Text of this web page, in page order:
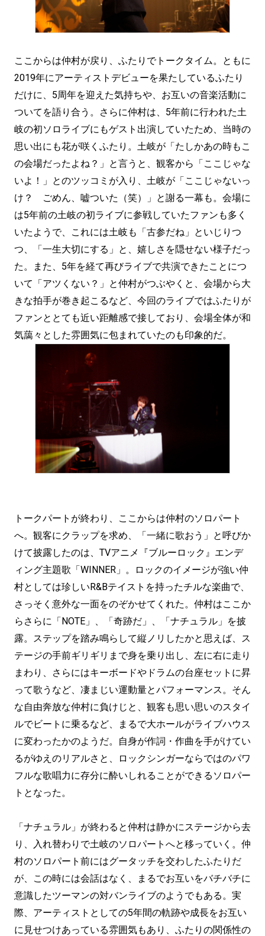
ここからは仲村が戻り、ふたりでトークタイム。ともに
2019年にアーティストデビューを果たしているふたり
だけに、5周年を迎えた気持ちや、お互いの音楽活動に
ついてを語り合う。さらに仲村は、5年前に行われた土
岐の初ソロライブにもゲスト出演していたため、当時の
思い出にも花が咲くふたり。土岐が「たしかあの時もこ
の会場だったよね？」と言うと、観客から「ここじゃな
いよ！」とのツッコミが入り、土岐が「ここじゃないっ
け？ ごめん、嘘ついた（笑）」と謝る一幕も。会場に
は5年前の土岐の初ライブに参戦していたファンも多く
いたようで、これには土岐も「古参だね」といじりつ
つ、「一生大切にする」と、嬉しさを隠せない様子だっ
た。また、5年を経て再びライブで共演できたことにつ
いて「アツくない？」と仲村がつぶやくと、会場から大
きな拍手が巻き起こるなど、今回のライブではふたりが
ファンととても近い距離感で接しており、会場全体が和
気藹々とした雰囲気に包まれていたのも印象的だ。
トークパートが終わり、ここからは仲村のソロパート
へ。観客にクラップを求め、「一緒に歌おう」と呼びか
けて披露したのは、TVアニメ『ブルーロック』エンデ
ィング主題歌「WINNER」。ロックのイメージが強い仲
村としては珍しいR&Bテイストを持ったチルな楽曲で、
さっそく意外な一面をのぞかせてくれた。仲村はここか
らさらに「NOTE」、「奇跡だ」、「ナチュラル」を披
露。ステップを踏み鳴らして縦ノリしたかと思えば、ス
テージの手前ギリギリまで身を乗り出し、左に右に走り
まわり、さらにはキーボードやドラムの台座セットに昇
って歌うなど、凄まじい運動量とパフォーマンス。そん
な自由奔放な仲村に負けじと、観客も思い思いのスタイ
ルでビートに乗るなど、まるで大ホールがライブハウス
に変わったかのようだ。自身が作詞・作曲を手がけてい
るがゆえのリアルさと、ロックシンガーならではのパワ
フルな歌唱力に存分に酔いしれることができるソロパー
トとなった。
「ナチュラル」が終わると仲村は静かにステージから去
り、入れ替わりで土岐のソロパートへと移っていく。仲
村のソロパート前にはグータッチを交わしたふたりだ
が、この時には会話はなく、まるでお互いをバチバチに
意識したツーマンの対バンライブのようでもある。実
際、アーティストとしての5年間の軌跡や成長をお互い
に見せつけあっている雰囲気もあり、ふたりの関係性の